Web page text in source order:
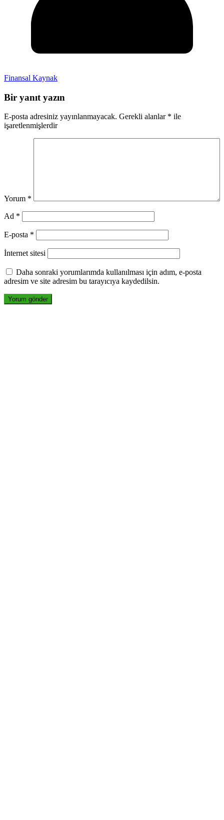
Finansal Kaynak
Bir yanıt yazın
E-posta adresiniz yayınlanmayacak. Gerekli alanlar * ile
işaretlenmişlerdir
Yorum *
Ad *
E-posta *
İnternet sitesi
Daha sonraki yorumlarımda kullanılması için adım, e-posta
adresim ve site adresim bu tarayıcıya kaydedilsin.